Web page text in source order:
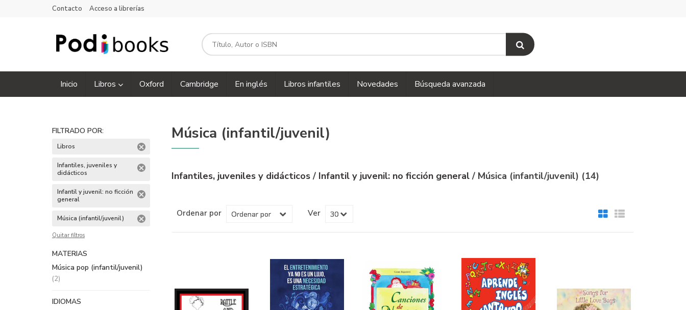
Contacto Acceso a librerías
Inicio Libros Oxford Cambridge En inglés Libros infantiles Novedades Búsqueda avanzada
Música (infantil/juvenil)
Infantiles, juveniles y didácticos/ Infantil y juvenil: no ficción general/ Música (infantil/juvenil) (14)
Ordenar por Ver
FILTRADO POR:
Libros
Infantiles, juveniles y
didácticos
Infantil y juvenil: no ficción
general
Música (infantil/juvenil)
Quitar filtros
MATERIAS
Música pop (infantil/juvenil)
(2)
IDIOMAS